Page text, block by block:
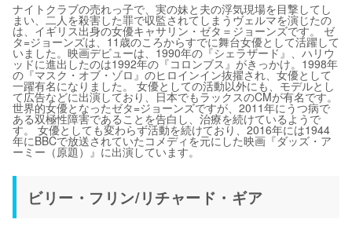
ナイトクラブの売れっ子で、実の妹と夫の浮気現場を目撃してし
まい、二人を殺害した罪で収監されてしまうヴェルマを演じたの
は、イギリス出身の女優キャサリン・ゼタ＝ジョーンズです。 ゼ
タ=ジョーンズは、11歳のころからすでに舞台女優として活躍して
いました。映画デビューは、1990年の『シェラザード』、ハリウ
ッドに進出したのは1992年の『コロンブス』がきっかけ。1998年
の『マスク・オブ・ゾロ』のヒロインイン抜擢され、女優として
一躍有名になりました。 女優としての活動以外にも、モデルとし
て広告などに出演しており、日本でもラックスのCMが有名です。
世界的女優となったゼタ=ジョーンズですが、2011年にうつ病で
ある双極性障害であることを告白し、治療を続けているようで
す。 女優としても変わらず活動を続けており、2016年には1944
年にBBCで放送されていたコメディを元にした映画『ダッズ・ア
ーミー（原題）』に出演しています。
ビリー・フリン/リチャード・ギア